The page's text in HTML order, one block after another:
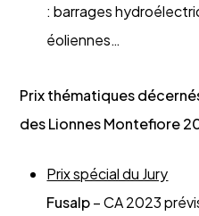
: barrages
éoliennes…
Prix thématiques
des Lionnes Montefiore
Prix spécial du Jury
Fusalp– CA 2023